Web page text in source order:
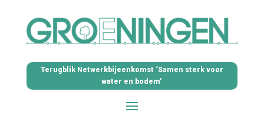
Terugblik Netwerkbijeenkomst ‘Samen sterk voor
water en bodem’